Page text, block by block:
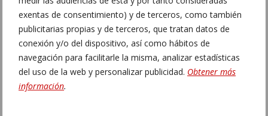
exentas de consentimiento) y de terceros, como también
publicitarias propias y de terceros, que tratan datos de
conexión y/o del dispositivo, así como hábitos de
navegación para facilitarle la misma, analizar estadísticas
del uso de la web y personalizar publicidad. Obtener más
información.
0 0
PARA MÁS INFORMACIÓN